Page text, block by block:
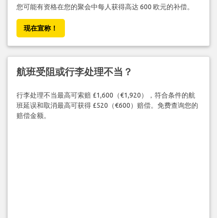
您可能有资格在您的聚会中每人获得高达 600 欧元的补偿。
现在宣称！
航班受阻或行李处理不当？
行李处理不当最高可索赔 £1,600（€1,920），符合条件的航
班延误和取消最高可获得 £520（€600）赔偿。免费查询您的
赔偿金额。